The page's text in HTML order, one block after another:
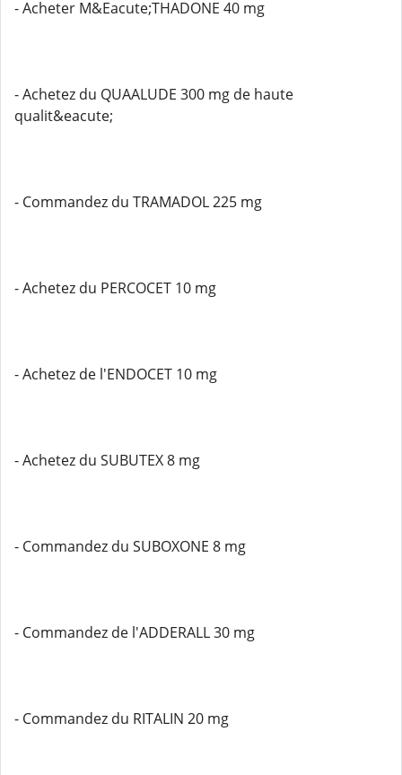
- Acheter M&Eacute;THADONE 40 mg
- Achetez du QUAALUDE 300 mg de haute
qualit&eacute;
- Commandez du TRAMADOL 225 mg
- Achetez du PERCOCET 10 mg
- Achetez de l'ENDOCET 10 mg
- Achetez du SUBUTEX 8 mg
- Commandez du SUBOXONE 8 mg
- Commandez de l'ADDERALL 30 mg
- Commandez du RITALIN 20 mg